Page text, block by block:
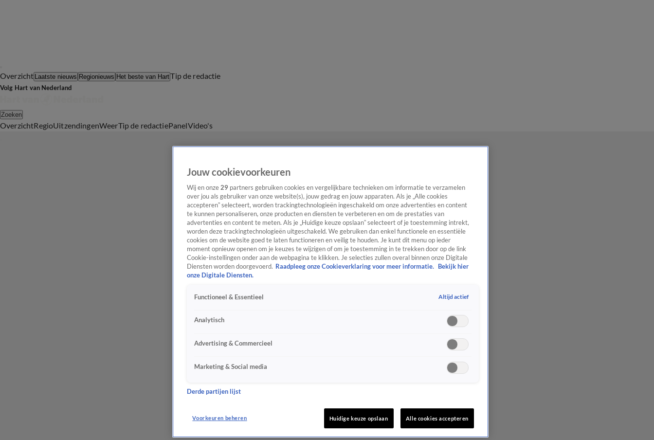
Overzicht Laatste nieuws Regionieuws Het beste van HartTip de redactie
Volg Hart van Nederland
Zoeken
OverzichtRegioUitzendingenWeerTip de redactiePanelVideo's
Jouw cookievoorkeuren
Wij en onze 29 partners gebruiken cookies en vergelijkbare technieken om informatie te verzamelen
over jou als gebruiker van onze website(s), jouw gedrag en jouw apparaten. Als je „Alle cookies
accepteren” selecteert, worden trackingtechnologieën ingeschakeld om onze advertenties en content
te kunnen personaliseren, onze producten en diensten te verbeteren en om de prestaties van
advertenties en content te meten. Als je „Huidige keuze opslaan” selecteert of je toestemming intrekt,
worden deze trackingtechnologieën uitgeschakeld. We gebruiken dan enkel functionele en essentiële
cookies om de website goed te laten functioneren en veilig te houden. Je kunt dit menu op ieder
moment opnieuw openen om je keuzes te wijzigen of om je toestemming in te trekken door op de link
Cookie-instellingen onder aan de webpagina te klikken. Je selecties zullen overal binnen onze Digitale
Diensten worden doorgevoerd. Raadpleeg onze Cookieverklaring voor meer informatie.
Bekijk hier
onze Digitale Diensten.
Functioneel & Essentieel Altijd actief
Analytisch
Advertising & Commercieel
Marketing & Social media
Derde partijen lijst
Voorkeuren beheren Huidige keuze opslaan Alle cookies accepteren